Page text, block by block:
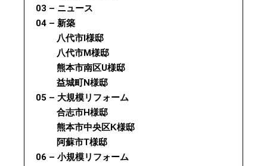
03 – ニュース
04 – 新築
八代市I様邸
八代市M様邸
熊本市南区U様邸
益城町N様邸
05 – 大規模リフォーム
合志市H様邸
熊本市中央区K様邸
阿蘇市T様邸
06 – 小規模リフォーム